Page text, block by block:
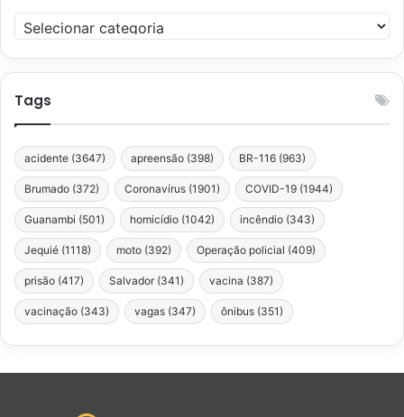
Categorias
Tags
acidente (3647) apreensão (398) BR-116 (963)
Brumado (372) Coronavírus (1901) COVID-19 (1944)
Guanambi (501) homicídio (1042) incêndio (343)
Jequié (1118) moto (392) Operação policial (409)
prisão (417) Salvador (341) vacina (387)
vacinação (343) vagas (347) ônibus (351)